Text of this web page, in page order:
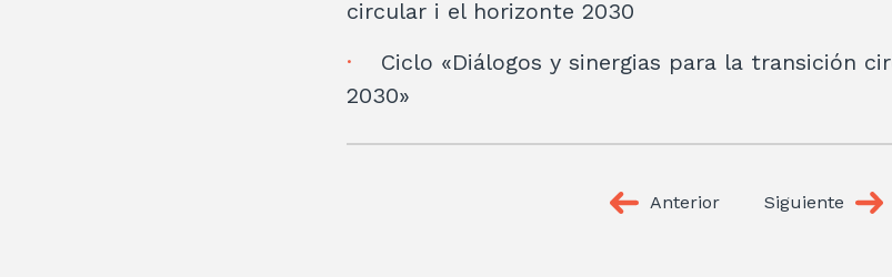
circular i el horizonte 2030
Ciclo «Diálogos y sinergias para la transición
2030»
Anterior Siguiente